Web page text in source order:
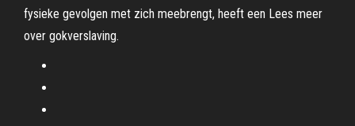
fysieke gevolgen met zich meebrengt, heeft een Lees meer
over gokverslaving.